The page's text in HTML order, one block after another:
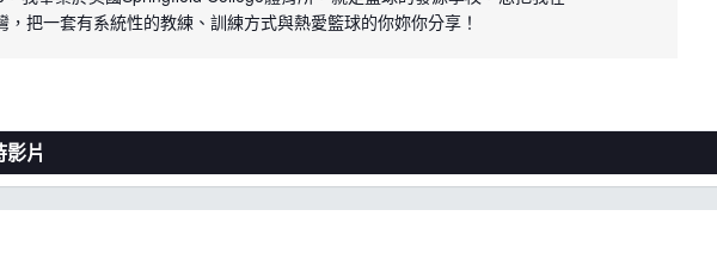
，把一套有系統性的教練、訓練方式與熱愛籃球的你妳你分享！
影片